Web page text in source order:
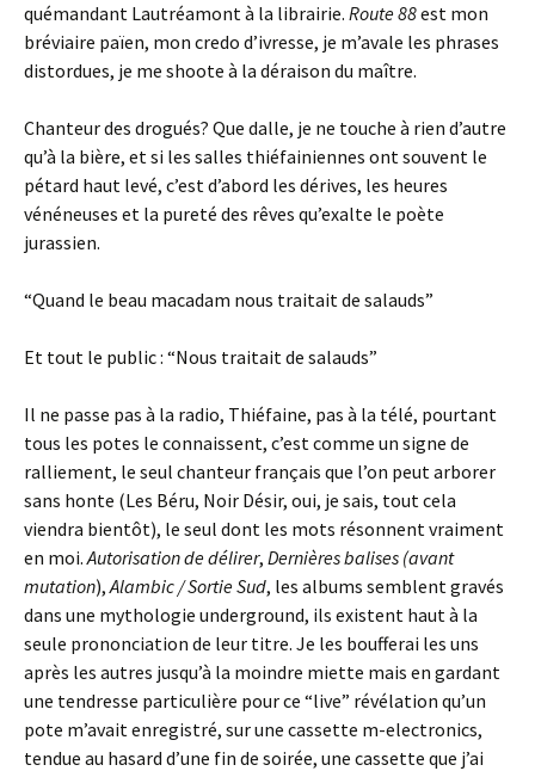
quémandant Lautréamont à la librairie. Route 88est mon
bréviaire païen, mon credo d’ivresse, je m’avale les phrases
distordues, je me shoote à la déraison du maître.
Chanteur des drogués? Que dalle, je ne touche à rien d’autre
qu’à la bière, et si les salles thiéfainiennes ont souvent le
pétard haut levé, c’est d’abord les dérives, les heures
vénéneuses et la pureté des rêves qu’exalte le poète
jurassien.
“Quand le beau macadam nous traitait de salauds”
Et tout le public : “Nous traitait de salauds”
Il ne passe pas à la radio, Thiéfaine, pas à la télé, pourtant
tous les potes le connaissent, c’est comme un signe de
ralliement, le seul chanteur français que l’on peut arborer
sans honte (Les Béru, Noir Désir, oui, je sais, tout cela
viendra bientôt), le seul dont les mots résonnent vraiment
en moi.Autorisation de délirer, Dernières balises (avant
mutation),Alambic / Sortie Sud, les albums semblent gravés
dans une mythologie underground, ils existent haut à la
seule prononciation de leur titre. Je les boufferai les uns
après les autres jusqu’à la moindre miette mais en gardant
une tendresse particulière pour ce “live” révélation qu’un
pote m’avait enregistré, sur une cassette m-electronics,
tendue au hasard d’une fin de soirée, une cassette que j’ai